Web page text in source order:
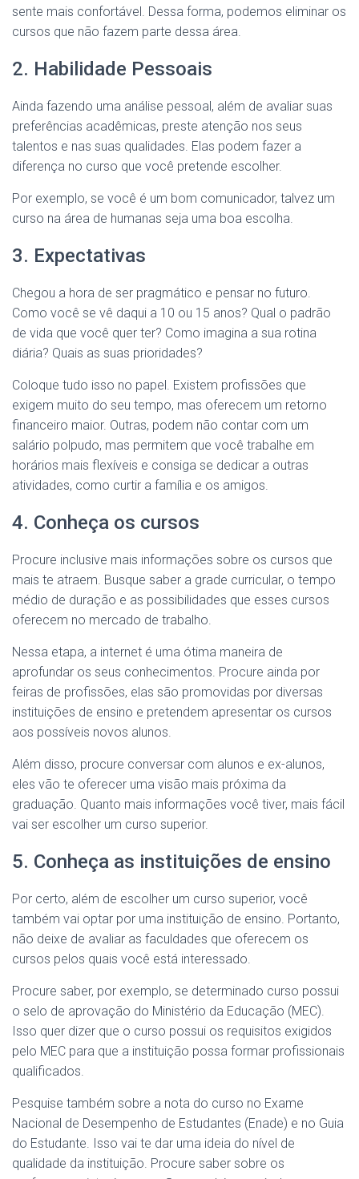
sente mais confortável. Dessa forma, podemos eliminar os
cursos que não fazem parte dessa área.
2. Habilidade Pessoais
Ainda fazendo uma análise pessoal, além de avaliar suas
preferências acadêmicas, preste atenção nos seus
talentos e nas suas qualidades. Elas podem fazer a
diferença no curso que você pretende escolher.
Por exemplo, se você é um bom comunicador, talvez um
curso na área de humanas seja uma boa escolha.
3. Expectativas
Chegou a hora de ser pragmático e pensar no futuro.
Como você se vê daqui a 10 ou 15 anos? Qual o padrão
de vida que você quer ter? Como imagina a sua rotina
diária? Quais as suas prioridades?
Coloque tudo isso no papel. Existem profissões que
exigem muito do seu tempo, mas oferecem um retorno
financeiro maior. Outras, podem não contar com um
salário polpudo, mas permitem que você trabalhe em
horários mais flexíveis e consiga se dedicar a outras
atividades, como curtir a família e os amigos.
4. Conheça os cursos
Procure inclusive mais informações sobre os cursos que
mais te atraem. Busque saber a grade curricular, o tempo
médio de duração e as possibilidades que esses cursos
oferecem no mercado de trabalho.
Nessa etapa, a internet é uma ótima maneira de
aprofundar os seus conhecimentos. Procure ainda por
feiras de profissões, elas são promovidas por diversas
instituições de ensino e pretendem apresentar os cursos
aos possíveis novos alunos.
Além disso, procure conversar com alunos e ex-alunos,
eles vão te oferecer uma visão mais próxima da
graduação. Quanto mais informações você tiver, mais fácil
vai ser escolher um curso superior.
5. Conheça as instituições de ensino
Por certo, além de escolher um curso superior, você
também vai optar por uma instituição de ensino. Portanto,
não deixe de avaliar as faculdades que oferecem os
cursos pelos quais você está interessado.
Procure saber, por exemplo, se determinado curso possui
o selo de aprovação do Ministério da Educação (MEC).
Isso quer dizer que o curso possui os requisitos exigidos
pelo MEC para que a instituição possa formar profissionais
qualificados.
Pesquise também sobre a nota do curso no Exame
Nacional de Desempenho de Estudantes (Enade) e no Guia
do Estudante. Isso vai te dar uma ideia do nível de
qualidade da instituição. Procure saber sobre os